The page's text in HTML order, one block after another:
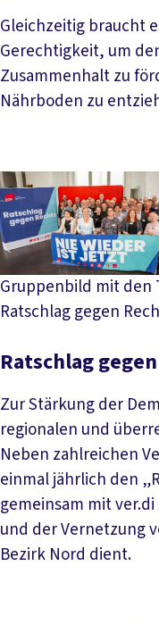
Gleichzeitig braucht
Gerechtigkeit, um
Zusammenhalt zu
Nährboden zu
Gruppenbild mit
Ratschlag gegen
Ratschlag
Zur Stärkung der
regionalen und
Neben zahlreichen
einmal jährlich den
gemeinsam mit
und der Vernetzung
Bezirk Nord dient.